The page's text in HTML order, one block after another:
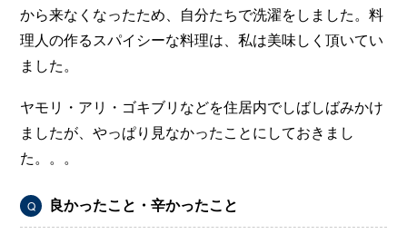
から来なくなったため、自分たちで洗濯をしました。料
理人の作るスパイシーな料理は、私は美味しく頂いてい
ました。
ヤモリ・アリ・ゴキブリなどを住居内でしばしばみかけ
ましたが、やっぱり見なかったことにしておきまし
た。。。
Q 良かったこと・辛かったこと